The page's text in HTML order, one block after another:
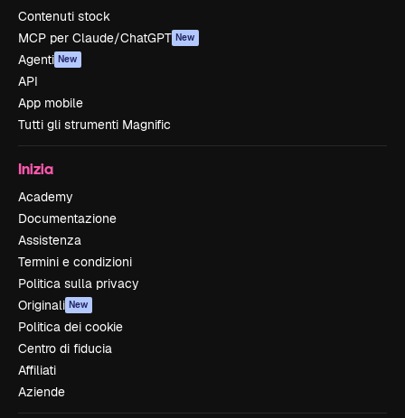
Contenuti stock
MCP per Claude/ChatGPT New
Agenti New
API
App mobile
Tutti gli strumenti Magnific
Inizia
Academy
Documentazione
Assistenza
Termini e condizioni
Politica sulla privacy
Originali New
Politica dei cookie
Centro di fiducia
Affiliati
Aziende